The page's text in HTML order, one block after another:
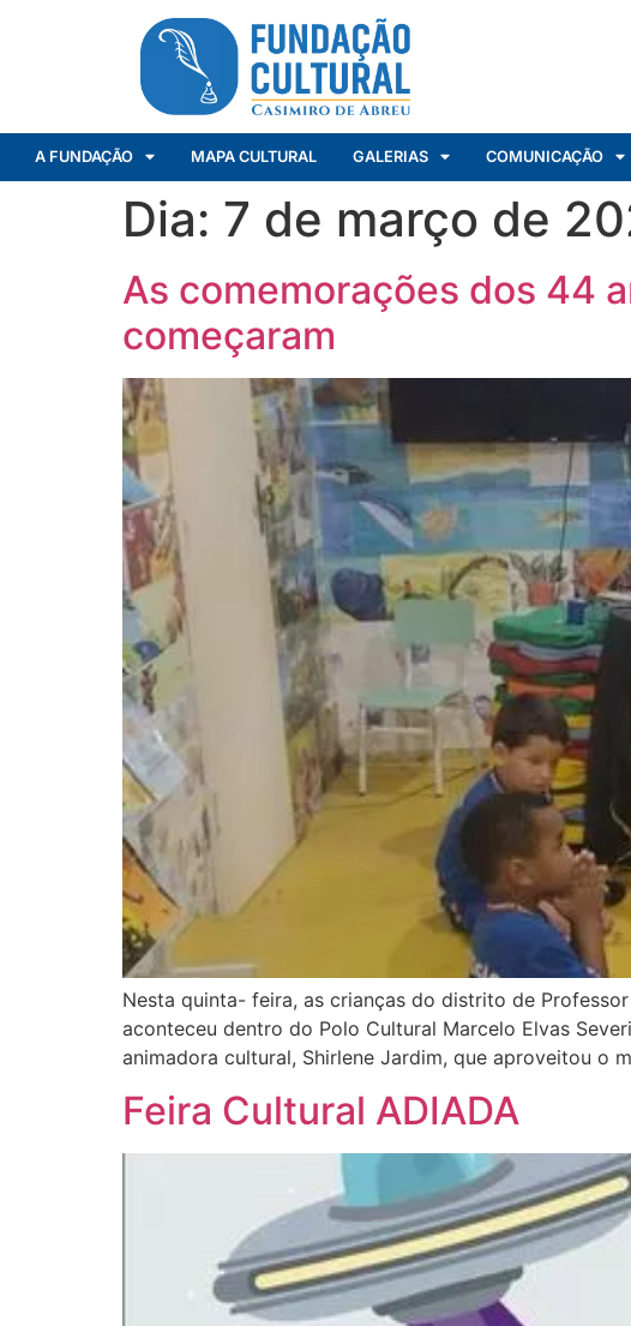
A FUNDAÇÃO MAPA CULTURAL GALERIAS COMUNICAÇÃO
Dia: 7 de março de
As comemorações dos 44
começaram
Nesta quinta- feira, as crianças do distrito de
aconteceu dentro do Polo Cultural Marcelo Elvas
animadora cultural, Shirlene Jardim, que aproveitou o
Feira Cultural ADIADA